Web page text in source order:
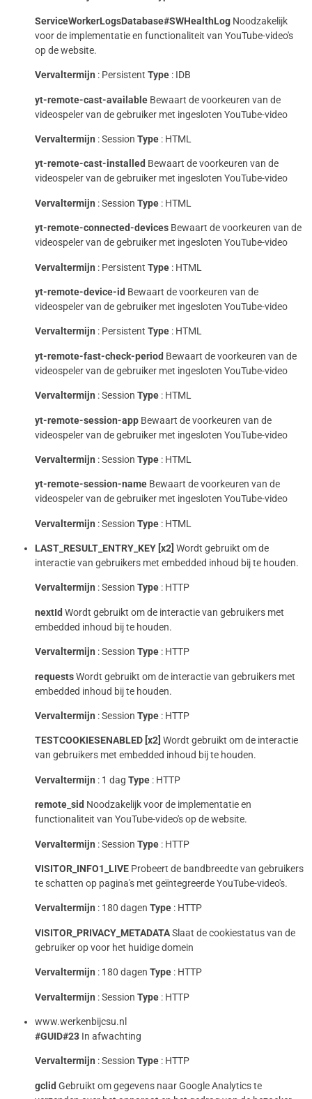
ServiceWorkerLogsDatabase#SWHealthLog Noodzakelijk
voor de implementatie en functionaliteit van YouTube-video's
op de website.
Vervaltermijn : Persistent Type : IDB
yt-remote-cast-available Bewaart de voorkeuren van de
videospeler van de gebruiker met ingesloten YouTube-video
Vervaltermijn : Session Type : HTML
yt-remote-cast-installed Bewaart de voorkeuren van de
videospeler van de gebruiker met ingesloten YouTube-video
Vervaltermijn : Session Type : HTML
yt-remote-connected-devices Bewaart de voorkeuren van de
videospeler van de gebruiker met ingesloten YouTube-video
Vervaltermijn : Persistent Type : HTML
yt-remote-device-id Bewaart de voorkeuren van de
videospeler van de gebruiker met ingesloten YouTube-video
Vervaltermijn : Persistent Type : HTML
yt-remote-fast-check-period Bewaart de voorkeuren van de
videospeler van de gebruiker met ingesloten YouTube-video
Vervaltermijn : Session Type : HTML
yt-remote-session-app Bewaart de voorkeuren van de
videospeler van de gebruiker met ingesloten YouTube-video
Vervaltermijn : Session Type : HTML
yt-remote-session-name Bewaart de voorkeuren van de
videospeler van de gebruiker met ingesloten YouTube-video
Vervaltermijn : Session Type : HTML
LAST_RESULT_ENTRY_KEY [x2] Wordt gebruikt om de
interactie van gebruikers met embedded inhoud bij te houden.
Vervaltermijn : Session Type : HTTP
nextId Wordt gebruikt om de interactie van gebruikers met
embedded inhoud bij te houden.
Vervaltermijn : Session Type : HTTP
requestsWordt gebruikt om de interactie van gebruikers met
embedded inhoud bij te houden.
Vervaltermijn : Session Type : HTTP
TESTCOOKIESENABLED [x2] Wordt gebruikt om de interactie
van gebruikers met embedded inhoud bij te houden.
Vervaltermijn : 1 dag Type : HTTP
remote_sid Noodzakelijk voor de implementatie en
functionaliteit van YouTube-video's op de website.
Vervaltermijn : Session Type : HTTP
VISITOR_INFO1_LIVE Probeert de bandbreedte van gebruikers
te schatten op pagina's met geïntegreerde YouTube-video's.
Vervaltermijn : 180 dagen Type : HTTP
VISITOR_PRIVACY_METADATASlaat de cookiestatus van de
gebruiker op voor het huidige domein
Vervaltermijn : 180 dagen Type : HTTP
Vervaltermijn : Session Type : HTTP
www.werkenbijcsu.nl
#GUID#23 In afwachting
Vervaltermijn : Session Type : HTTP
gclid Gebruikt om gegevens naar Google Analytics te